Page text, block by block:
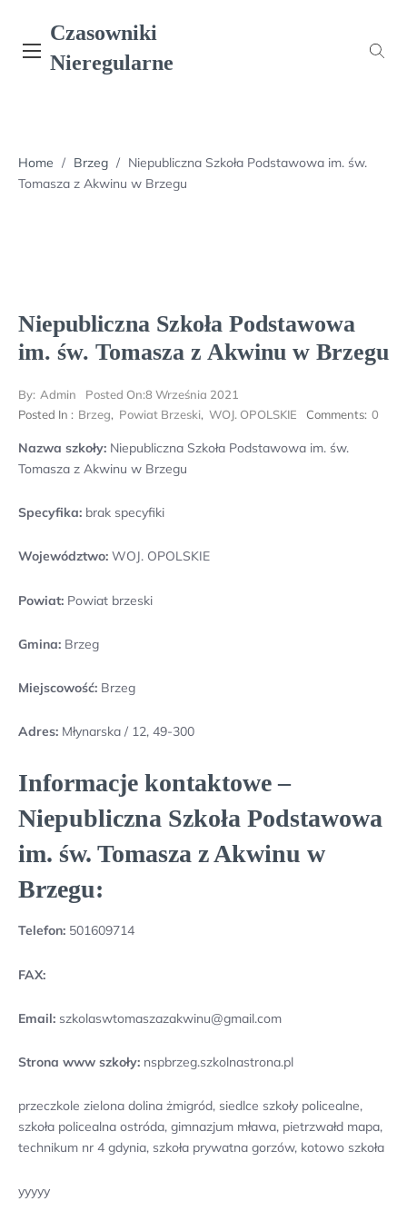
content
Czasowniki
Nieregularne
Home / Brzeg / Niepubliczna Szkoła Podstawowa im. św.
Tomasza z Akwinu w Brzegu
Niepubliczna Szkoła Podstawowa
im. św. Tomasza z Akwinu w Brzegu
By: Admin Posted On:8 Września 2021
Posted In : Brzeg, Powiat Brzeski, WOJ. OPOLSKIE Comments: 0
Nazwa szkoły: Niepubliczna Szkoła Podstawowa im. św.
Tomasza z Akwinu w Brzegu
Specyfika: brak specyfiki
Województwo: WOJ. OPOLSKIE
Powiat: Powiat brzeski
Gmina: Brzeg
Miejscowość: Brzeg
Adres: Młynarska / 12, 49-300
Informacje kontaktowe –
Niepubliczna Szkoła Podstawowa
im. św. Tomasza z Akwinu w
Brzegu:
Telefon: 501609714
FAX:
Email: szkolaswtomaszazakwinu@gmail.com
Strona www szkoły: nspbrzeg.szkolnastrona.pl
przeczkole zielona dolina żmigród, siedlce szkoły policealne,
szkoła policealna ostróda, gimnazjum mława, pietrzwałd mapa,
technikum nr 4 gdynia, szkoła prywatna gorzów, kotowo szkoła
yyyyy